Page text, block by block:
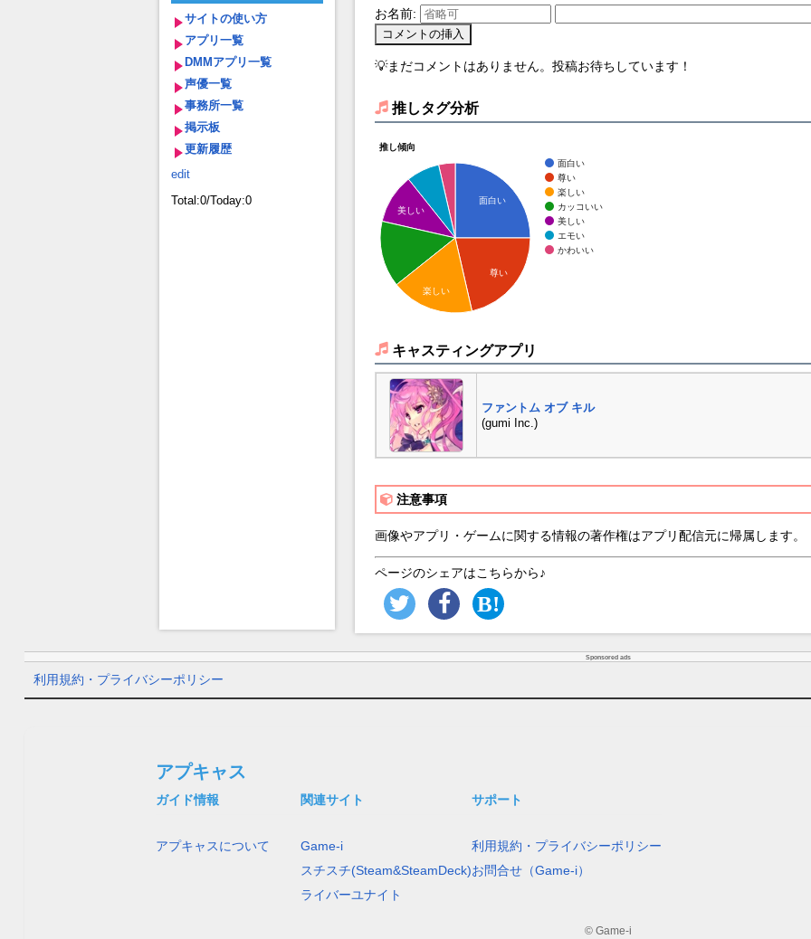
サイトの使い方
アプリ一覧
DMMアプリ一覧
声優一覧
事務所一覧
掲示板
更新履歴
edit
Total:0/Today:0
お名前:
💡まだコメントはありません。投稿お待ちしています！
推しタグ分析
推し傾向
面白い
尊い
楽しい
カッコいい
美しい
エモい
かわいい
面白い
尊い
美しい
楽しい
キャスティングアプリ
ファントム オブ キル
(gumi Inc.)
注意事項
画像やアプリ・ゲームに関する情報の著作権はアプリ配信元に帰属します。
ページのシェアはこちらから♪
Sponsored ads
利用規約・プライバシーポリシー
アプキャス
ガイド情報
アプキャスについて
関連サイト
Game-i
スチスチ(Steam&SteamDeck)
ライバーユナイト
サポート
利用規約・プライバシーポリシー
お問合せ（Game-i）
© Game-i